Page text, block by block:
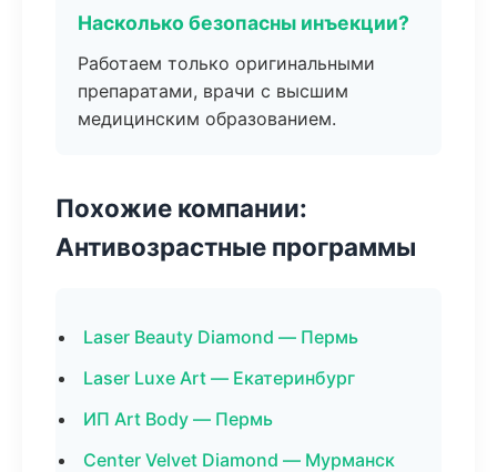
Насколько безопасны инъекции?
Работаем только оригинальными
препаратами, врачи с высшим
медицинским образованием.
Похожие компании:
Антивозрастные программы
Laser Beauty Diamond — Пермь
Laser Luxe Art — Екатеринбург
ИП Art Body — Пермь
Center Velvet Diamond — Мурманск